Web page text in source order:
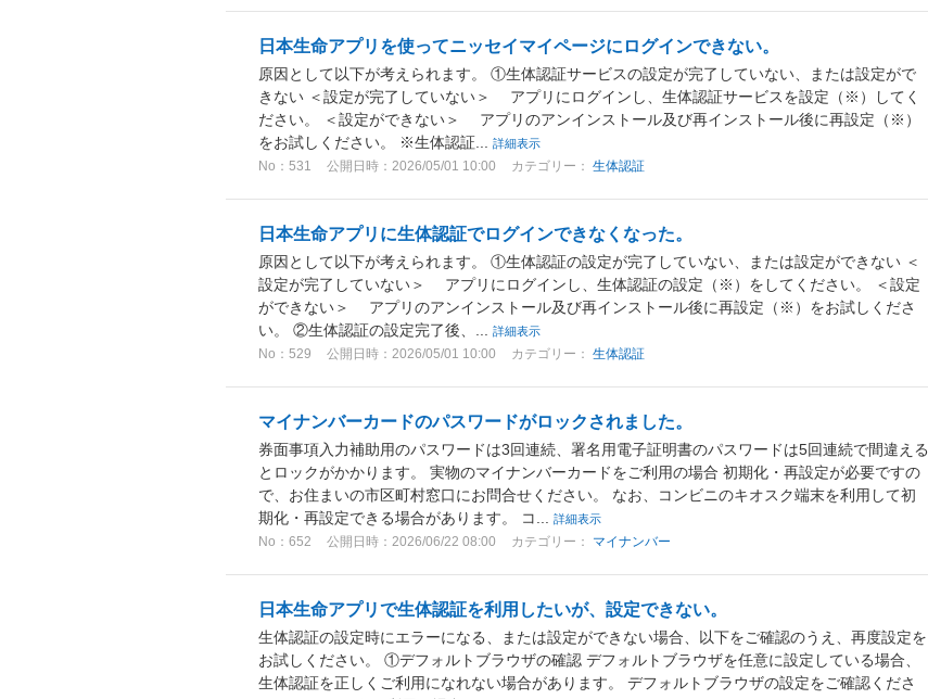
日本生命アプリを使ってニッセイマイページにログインできない。
原因として以下が考えられます。 ①生体認証サービスの設定が完了していない、または設定がで
きない ＜設定が完了していない＞ アプリにログインし、生体認証サービスを設定（※）してく
ださい。 ＜設定ができない＞ アプリのアンインストール及び再インストール後に再設定（※）
をお試しください。 ※生体認証...
詳細表示
No：531 公開日時：2026/05/01 10:00 カテゴリー： 生体認証
日本生命アプリに生体認証でログインできなくなった。
原因として以下が考えられます。 ①生体認証の設定が完了していない、または設定ができない ＜
設定が完了していない＞ アプリにログインし、生体認証の設定（※）をしてください。 ＜設定
ができない＞ アプリのアンインストール及び再インストール後に再設定（※）をお試しくださ
い。 ②生体認証の設定完了後、...
詳細表示
No：529 公開日時：2026/05/01 10:00 カテゴリー： 生体認証
マイナンバーカードのパスワードがロックされました。
券面事項入力補助用のパスワードは3回連続、署名用電子証明書のパスワードは5回連続で間違える
とロックがかかります。 実物のマイナンバーカードをご利用の場合 初期化・再設定が必要ですの
で、お住まいの市区町村窓口にお問合せください。 なお、コンビニのキオスク端末を利用して初
期化・再設定できる場合があります。 コ...
詳細表示
No：652 公開日時：2026/06/22 08:00 カテゴリー： マイナンバー
日本生命アプリで生体認証を利用したいが、設定できない。
生体認証の設定時にエラーになる、または設定ができない場合、以下をご確認のうえ、再度設定を
お試しください。 ①デフォルトブラウザの確認 デフォルトブラウザを任意に設定している場合、
生体認証を正しくご利用になれない場合があります。 デフォルトブラウザの設定をご確認くださ